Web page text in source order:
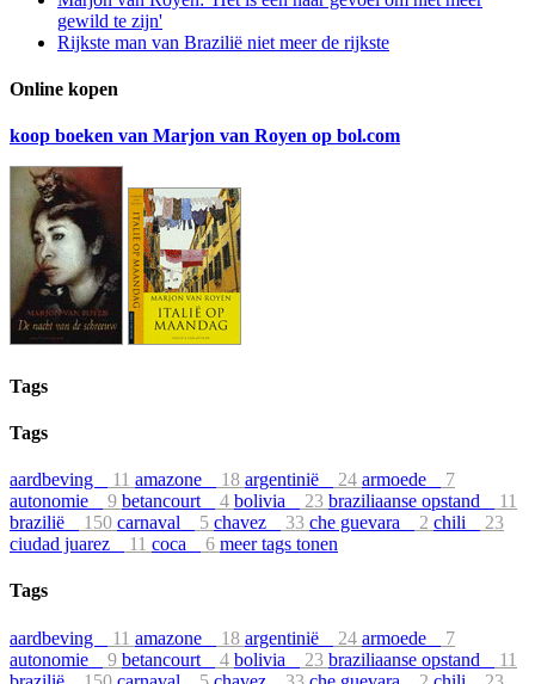
gewild te zijn'
Rijkste man van Brazilië niet meer de rijkste
Online kopen
koop boeken van Marjon van Royen op bol.com
Tags
Tags
aardbeving 11 amazone 18 argentinië 24 armoede
7
autonomie
9 betancourt 4 bolivia 23 braziliaanse opstand
11
brazilië
150 carnaval 5 chavez 33 che guevara 2 chili
23
ciudad juarez
11 coca 6 meer tags tonen
Tags
aardbeving 11 amazone 18 argentinië 24 armoede
7
autonomie
9 betancourt 4 bolivia 23 braziliaanse opstand
11